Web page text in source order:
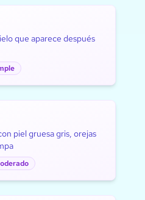
que aparece después
piel gruesa gris, orejas